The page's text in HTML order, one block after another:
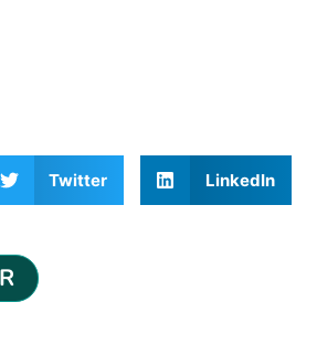
Twitter LinkedIn